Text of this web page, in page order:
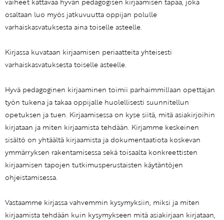
vaiheet kattavaa hyvän pedagogisen kirjaamisen tapaa, joka
osaltaan luo myös jatkuvuutta oppijan polulle
varhaiskasvatuksesta aina toiselle asteelle.
Kirjassa kuvataan kirjaamisen periaatteita yhteisesti
varhaiskasvatuksesta toiselle asteelle.
Hyvä pedagoginen kirjaaminen toimii parhaimmillaan opettajan
työn tukena ja takaa oppijalle huolellisesti suunnitellun
opetuksen ja tuen. Kirjaamisessa on kyse siitä, mitä asiakirjoihin
kirjataan ja miten kirjaamista tehdään. Kirjamme keskeinen
sisältö on yhtäältä kirjaamista ja dokumentaatiota koskevan
ymmärryksen rakentamisessa sekä toisaalta konkreettisten
kirjaamisen tapojen tutkimusperustaisten käytäntöjen
ohjeistamisessa.
Vastaamme kirjassa vahvemmin kysymyksiin, miksi ja miten
kirjaamista tehdään kuin kysymykseen mitä asiakirjaan kirjataan,